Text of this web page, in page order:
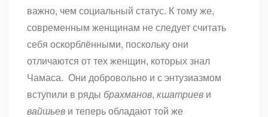
важно, чем социальный статус. К тому же,
современным женщинам не следует считать
себя оскорблёнными, поскольку они
отличаются от тех женщин, которых знал
Чамаса. Они добровольно и с энтузиазмом
вступили в ряды брахманов, кшатриев и
вайшьев и теперь обладают той же